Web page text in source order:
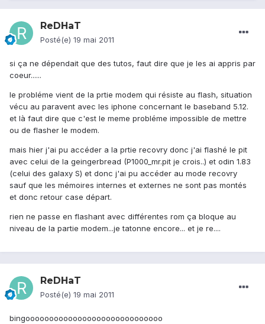
ReDHaT
Posté(e) 19 mai 2011
si ça ne dépendait que des tutos, faut dire que je les ai appris par
coeur......
le probléme vient de la prtie modem qui résiste au flash, situation
vécu au paravent avec les iphone concernant le baseband 5.12.
et là faut dire que c'est le meme probléme impossible de mettre
ou de flasher le modem.
mais hier j'ai pu accéder a la prtie recovry donc j'ai flashé le pit
avec celui de la geingerbread (P1000_mr.pit je crois..) et odin 1.83
(celui des galaxy S) et donc j'ai pu accéder au mode recovry
sauf que les mémoires internes et externes ne sont pas montés
et donc retour case départ.
rien ne passe en flashant avec différentes rom ça bloque au
niveau de la partie modem...je tatonne encore... et je re....
ReDHaT
Posté(e) 19 mai 2011
bingooooooooooooooooooooooooooooo